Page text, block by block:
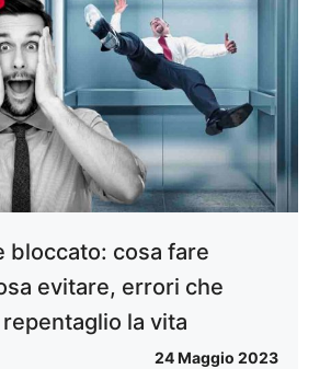
bloccato: cosa fare
evitare, errori che
la vita
24 Maggio 2023